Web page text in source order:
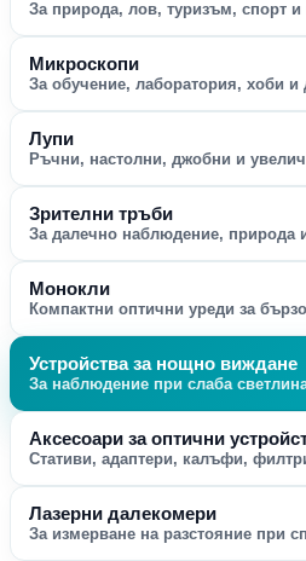
За природа, лов, туризъм, спорт
Микроскопи
За обучение, лаборатория, хоби и
Лупи
Ръчни, настолни, джобни и
Зрителни тръби
За далечно наблюдение, природа
Монокли
Компактни оптични уреди за
Устройства за нощно виждане
За наблюдение при слаба
Аксесоари за оптични
Стативи, адаптери, калъфи,
Лазерни далекомери
За измерване на разстояние при